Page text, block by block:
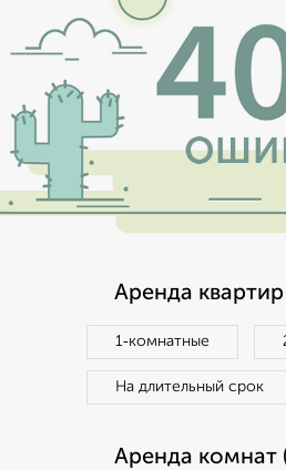
Аренда квартир
1‑комнатные
На длительный срок
Аренда комнат